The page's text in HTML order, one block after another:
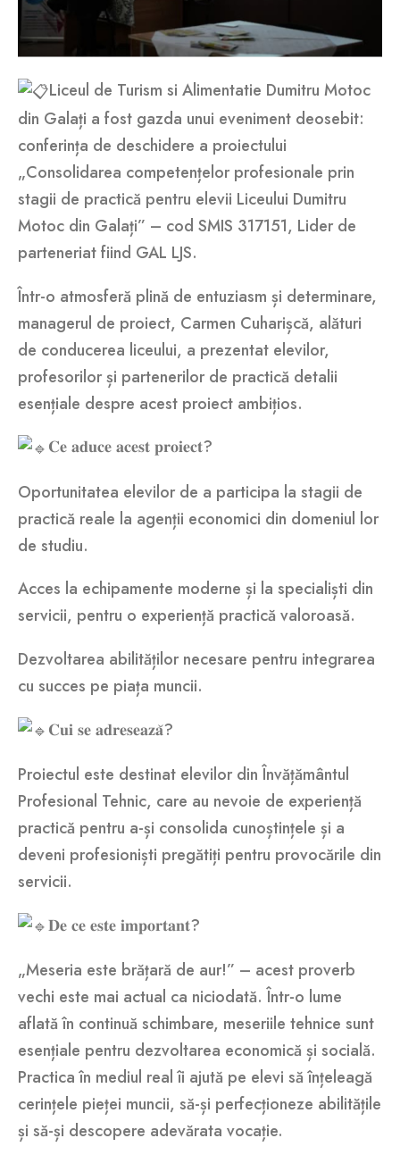
Liceul de Turism si Alimentatie Dumitru Motoc
din Galați a fost gazda unui eveniment deosebit:
conferința de deschidere a proiectului
„Consolidarea competențelor profesionale prin
stagii de practică pentru elevii Liceului Dumitru
Motoc din Galați” – cod SMIS 317151, Lider de
parteneriat fiind GAL LJS.
Într-o atmosferă plină de entuziasm și determinare,
managerul de proiect, Carmen Cuharișcă, alături
de conducerea liceului, a prezentat elevilor,
profesorilor și partenerilor de practică detalii
esențiale despre acest proiect ambițios.
𝐂𝐞 𝐚𝐝𝐮𝐜𝐞 𝐚𝐜𝐞𝐬𝐭 𝐩𝐫𝐨𝐢𝐞𝐜𝐭?
Oportunitatea elevilor de a participa la stagii de
practică reale la agenții economici din domeniul lor
de studiu.
Acces la echipamente moderne și la specialiști din
servicii, pentru o experiență practică valoroasă.
Dezvoltarea abilităților necesare pentru integrarea
cu succes pe piața muncii.
𝐂𝐮𝐢 𝐬𝐞 𝐚𝐝𝐫𝐞𝐬𝐞𝐚𝐳𝐚̆?
Proiectul este destinat elevilor din Învățământul
Profesional Tehnic, care au nevoie de experiență
practică pentru a-și consolida cunoștințele și a
deveni profesioniști pregătiți pentru provocările din
servicii.
𝐃𝐞 𝐜𝐞 𝐞𝐬𝐭𝐞 𝐢𝐦𝐩𝐨𝐫𝐭𝐚𝐧𝐭?
„Meseria este brățară de aur!” – acest proverb
vechi este mai actual ca niciodată. Într-o lume
aflată în continuă schimbare, meseriile tehnice sunt
esențiale pentru dezvoltarea economică și socială.
Practica în mediul real îi ajută pe elevi să înțeleagă
cerințele pieței muncii, să-și perfecționeze abilitățile
și să-și descopere adevărata vocație.